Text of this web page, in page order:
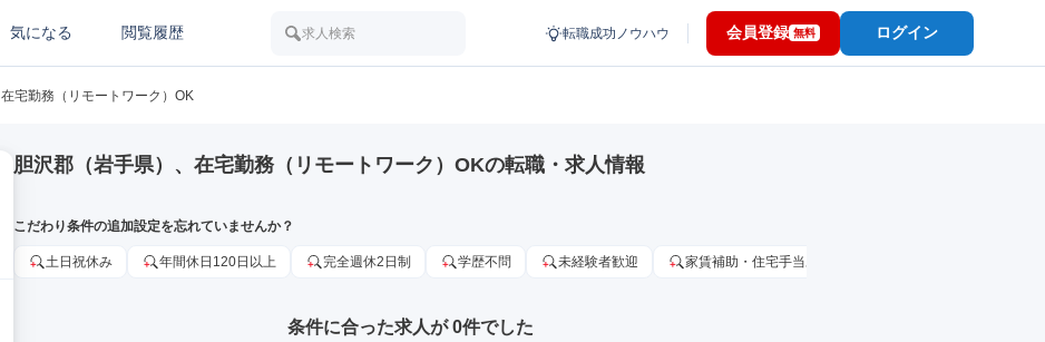
気になる 閲覧履歴 求人検索 転職成功ノウハウ 会員登録 無料 ログイン
在宅勤務（リモートワーク）OK
胆沢郡（岩手県）、在宅勤務（リモートワーク）OKの転職・求人情報
こだわり条件の追加設定を忘れていませんか？
土日祝休み 年間休日120日以上 完全週休2日制 学歴不問 未経験者歓迎 家賃補助・住宅手当あり
条件に合った求人が 0件でした